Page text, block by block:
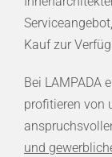
Kauf zur
Bei LAMPADA
profitieren von
und